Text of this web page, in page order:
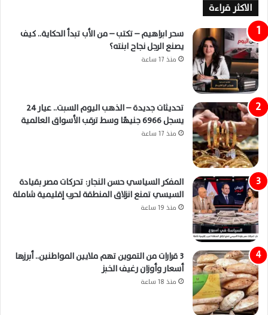
الاكثر قراءة
سحر ابراهيم – تكتب – من الأب تبدأ الحكاية.. كيف
يصنع الرجل نجاح ابنته؟
منذ 17 ساعة
تحديثات جديدة – الذهب اليوم السبت.. عيار 24
يسجل 6966 جنيهًا وسط ترقب الأسواق العالمية
منذ 17 ساعة
المفكر السياسي حسن النجار: تحركات مصر بقيادة
السيسي تمنع انزلاق المنطقة لحرب إقليمية شاملة
منذ 19 ساعة
3 قرارات من التموين تهم ملايين المواطنين.. أبرزها
أسعار وأوزان رغيف الخبز
منذ 18 ساعة